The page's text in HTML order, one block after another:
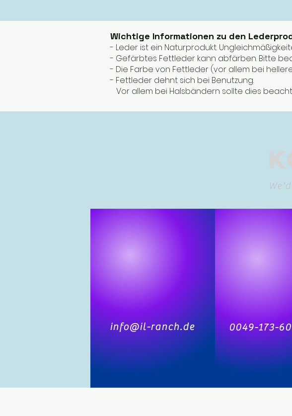
Wichtige Informationen zu den
- Leder ist ein Naturprodukt.
- Gefärbtes Fettleder kann abfärben. Bitte
- Die Farbe von Fettleder (vor allem bei
- Fettleder dehnt sich bei Benutzung.
Vor allem bei Halsbändern sollte dies
info@il-ranch.de 0049-173-